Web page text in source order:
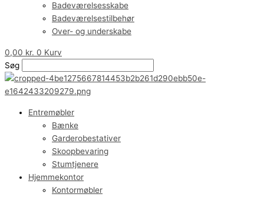
Badeværelsesskabe
Badeværelsestilbehør
Over- og underskabe
0,00 kr. 0 Kurv
Søg
Entremøbler
Bænke
Garderobestativer
Skoopbevaring
Stumtjenere
Hjemmekontor
Kontormøbler